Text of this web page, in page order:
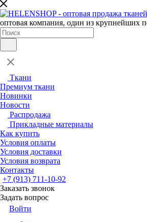
оптовая компания, один из крупнейших
Ткани
Премиум ткани
Новинки
Новости
Распродажа
Прикладные материалы
Как купить
Условия оплаты
Условия доставки
Условия возврата
Контакты
+7 (913) 711-10-92
Заказать звонок
Задать вопрос
Войти